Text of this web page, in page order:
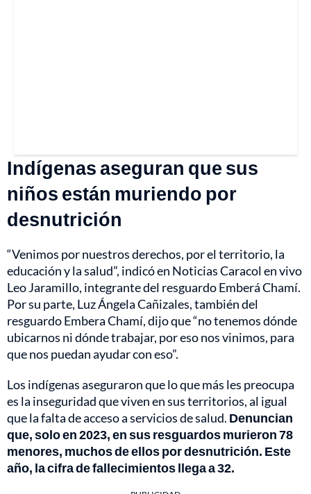
Indígenas aseguran que sus
niños están muriendo por
desnutrición
“Venimos por nuestros derechos, por el territorio, la
educación y la salud”, indicó en Noticias Caracol en vivo
Leo Jaramillo, integrante del resguardo Emberá Chamí.
Por su parte, Luz Ángela Cañizales, también del
resguardo Embera Chamí, dijo que “no tenemos dónde
ubicarnos ni dónde trabajar, por eso nos vinimos, para
que nos puedan ayudar con eso”.
Los indígenas aseguraron que lo que más les preocupa
es la inseguridad que viven en sus territorios, al igual
que la falta de acceso a servicios de salud. Denuncian
que, solo en 2023, en sus resguardos murieron 78
menores, muchos de ellos por desnutrición. Este
año, la cifra de fallecimientos llega a 32.